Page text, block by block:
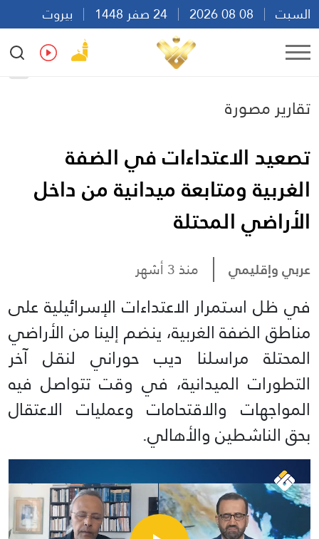
السبت
بيروت
02:41
Ar
تقارير مصورة
تصعيد الاعتداءات في الضفة
الغربية ومتابعة ميدانية من داخل
الأراضي المحتلة
عربي وإقليمي منذ 3 أشهر
في ظل استمرار الاعتداءات الإسرائيلية على
مناطق الضفة الغربية، ينضم إلينا من الأراضي
المحتلة مراسلنا ديب حوراني لنقل آخر
التطورات الميدانية، في وقت تتواصل فيه
المواجهات والاقتحامات وعمليات الاعتقال
بحق الناشطين والأهالي.